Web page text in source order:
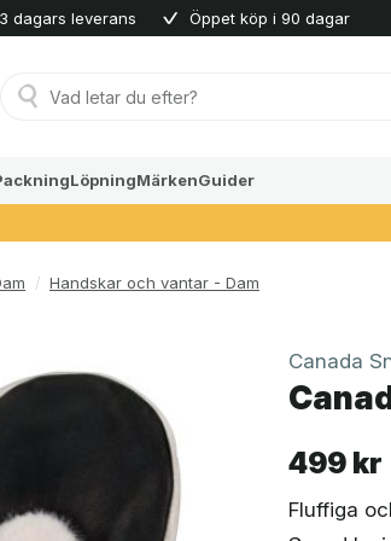
dagars leverans Öppet köp i 90 dagar
Produktsökning
LöpningMärkenGuider
/ Handskar och vantar - Dam
Canada
499 kr
Fluffiga